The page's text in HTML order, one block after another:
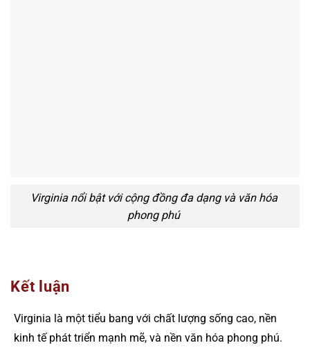
Virginia nổi bật với cộng đồng đa dạng và văn hóa
phong phú
Kết luận
Virginia là một tiểu bang với chất lượng sống cao, nền
kinh tế phát triển mạnh mẽ, và nền văn hóa phong phú.